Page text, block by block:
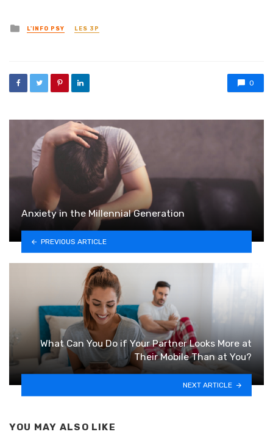
Posted in
L'INFO PSY LES 3P
0
Anxiety in the Millennial Generation
PREVIOUS ARTICLE
What Can You Do if Your Partner Looks More at
Their Mobile Than at You?
NEXT ARTICLE
YOU MAY ALSO LIKE